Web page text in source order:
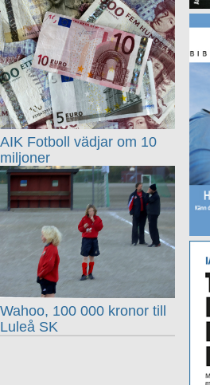
AIK Fotboll vädjar om 10
miljoner
Wahoo, 100 000 kronor till
Luleå SK